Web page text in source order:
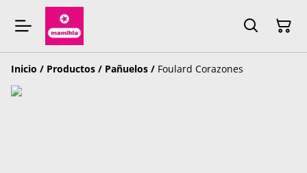
Inicio / Productos / Pañuelos / Foulard Corazones